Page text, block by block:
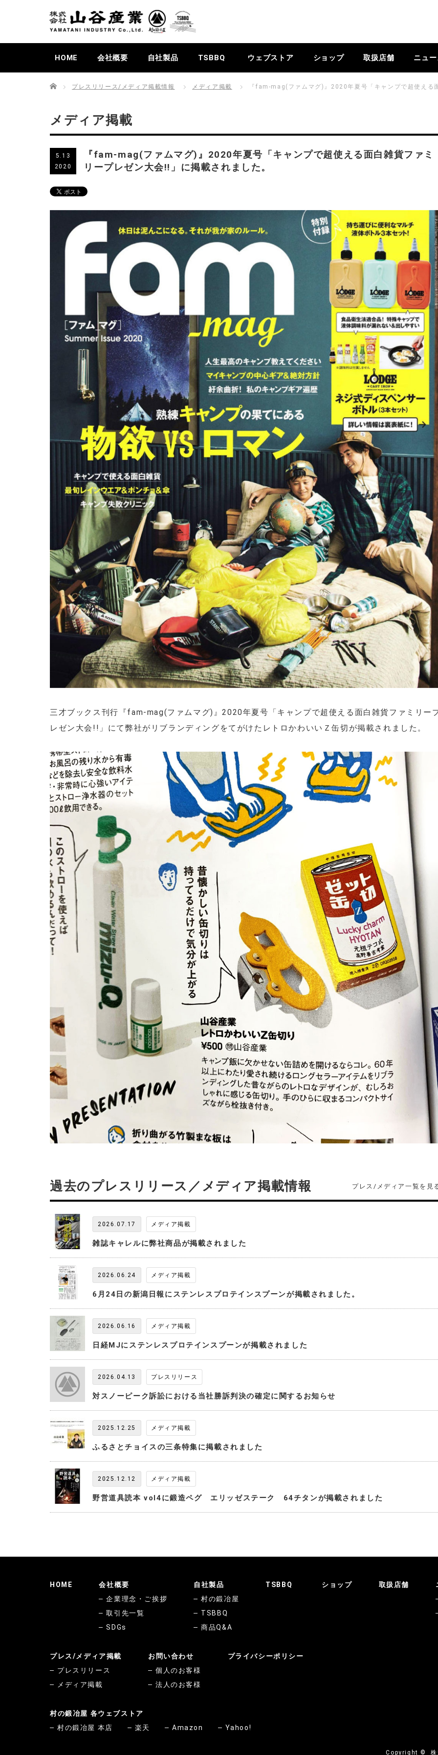
HOME 会社概要 自社製品 TSBBQ ウェブストア ショップ 取扱店舗 ニュ
Home プレスリリース/メディア掲載情報 メディア掲載 『fam-mag(ファムマグ)』2020年夏号「キャンプで超使え
メディア掲載
5.13
2020
『fam-mag(ファムマグ)』2020年夏号「キャンプで超使える面白雑貨ファミ
リープレゼン大会!!」に掲載されました。
三才ブックス刊行『fam-mag(ファムマグ)』2020年夏号「キャンプで超使える面白雑貨ファミリー
レゼン大会!!」にて弊社がリブランディングをてがけたレトロかわいいＺ缶切が掲載されました。
過去のプレスリリース／メディア掲載情報
2026.07.17 メディア掲載
雑誌キャレルに弊社商品が掲載されました
2026.06.24 メディア掲載
6月24日の新潟日報にステンレスプロテインスプーンが掲載されました。
2026.06.16 メディア掲載
日経MJにステンレスプロテインスプーンが掲載されました
2026.04.13 プレスリリース
対スノーピーク訴訟における当社勝訴判決の確定に関するお知らせ
2025.12.25 メディア掲載
ふるさとチョイスの三条特集に掲載されました
2025.12.12 メディア掲載
野営道具読本 vol4に鍛造ペグ エリッゼステーク 64チタンが掲載されました
プレス/メディア一覧を見
HOME
会社概要
企業理念・ご挨拶
取引先一覧
SDGs
自社製品
村の鍛冶屋
TSBBQ
商品Q&A
TSBBQ ショップ 取扱店舗
プレス/メディア掲載
プレスリリース
メディア掲載
お問い合わせ
個人のお客様
法人のお客様
プライバシーポリシー
村の鍛冶屋 各ウェブストア
村の鍛冶屋 本店
楽天 Amazon Yahoo!
Copyright ©